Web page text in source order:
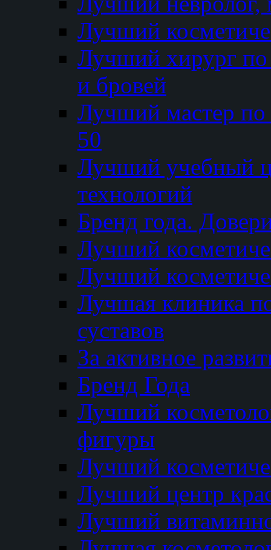
Лучший
Лучший хирург по
и бровей
Лучший мастер
50
Лучший
технологий
Бренд года.
Лучший
Лучший
Лучшая клиника
суставов
За активное
Бренд Года
Лучший
фигуры
Лучший
Лучший центр
Лучший